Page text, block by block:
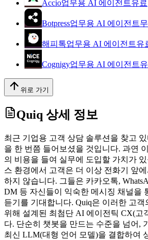
Accio업무용 AI 에이전트유료
Botpress업무용 AI 에이전트
해피톡업무용 AI 에이전트유
Cognigy업무용 AI 에이전트
위로 가기
Quiq 상세 정보
최근 기업용 고객 상담 솔루션을 찾고
을 한 번쯤 들어보셨을 것입니다. 과연
의 비용을 들여 실무에 도입할 가치가
스 환경에서 고객은 더 이상 전화기 앞
하지 않습니다. 그들은 카카오톡,
DM 등 자신들이 익숙한 메시징 채널을
듣기를 기대합니다. Quiq은 이러한 고객
위해 설계된 최첨단 AI 에이전틱 CX(고
다. 단순히 챗봇을 만드는 수준을 넘어,
최신 LLM(대형 언어 모델)을 결합하여